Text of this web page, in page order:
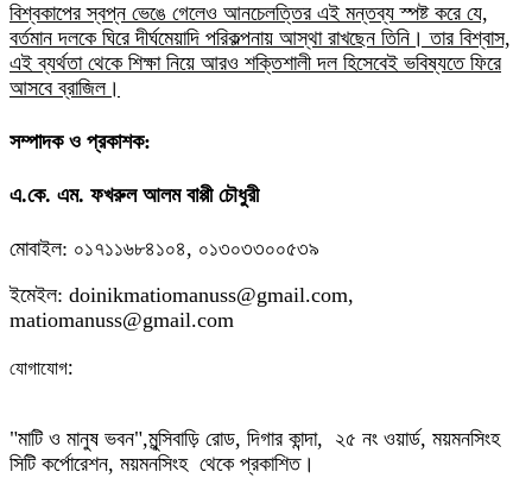
বিশ্বকাপের স্বপ্ন ভেঙে গেলেও আনচেলত্তির এই মন্তব্য স্পষ্ট করে যে,
বর্তমান দলকে ঘিরে দীর্ঘমেয়াদি পরিকল্পনায় আস্থা রাখছেন তিনি। তার বিশ্বাস,
এই ব্যর্থতা থেকে শিক্ষা নিয়ে আরও শক্তিশালী দল হিসেবেই ভবিষ্যতে ফিরে
আসবে ব্রাজিল।
সম্পাদক ও প্রকাশক:
এ.কে. এম. ফখরুল আলম বাপ্পী চৌধুরী
মোবাইল: ০১৭১১৬৮৪১০৪, ০১৩০৩৩০০৫৩৯
ইমেইল: doinikmatiomanuss@gmail.com,
matiomanuss@gmail.com
যোগাযোগ:
"মাটি ও মানুষ ভবন",মুন্সিবাড়ি রোড, দিগার কান্দা, ২৫ নং ওয়ার্ড, ময়মনসিংহ
সিটি কর্পোরেশন, ময়মনসিংহ থেকে প্রকাশিত।